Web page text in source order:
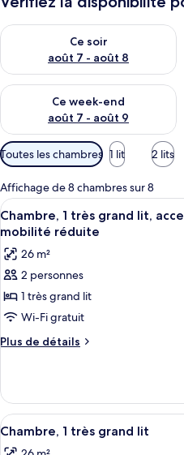
Ce soir
août 7 - août 8
Vérifier la disponibilité pour ce
Ce week-end
août 7 - août 9
Vérifier la disponibilité pour ce
Filtres
disponibles
pour
les
chambres
Toutes les chambres 1 lit 2 lits
Affichage de 8 chambres sur 8
Afficher
toutes
les
photos
pour
ce
type
de
1
très
grand
lit,
7
Chambre, 1 très grand lit,
mobilité réduite
26 m²
2 personnes
1 très grand lit
Wi-Fi gratuit
Plus de détails
Plus
le
type
de
Afficher
toutes
10
Chambre, 1 très grand lit